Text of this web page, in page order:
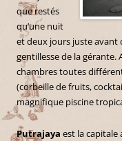
que restés
qu’une nuit
et deux jours juste avant
gentillesse de la gérante.
chambres toutes
(corbeille de fruits,
magnifique piscine
Putrajaya est la